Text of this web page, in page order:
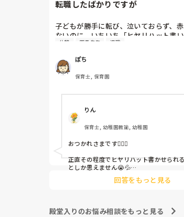
転職したばかりですが
子どもが勝手に転び、泣いておらず、
ないのに、いちいち「ヒヤリハット書い
と書かされ
休憩時間に書くしかなく、辛いです
（そう言う本人は書かない）
しかも、上司に↑この内容でも
「どうしたらなくせるか」
呼ばれて一緒に対策を考えさせられるこ
これだけで30〜40分拘束されて辛いです
皆さんの園はどうですか?
休憩 園長先生 退職
ぽち
保育士, 保育園
りん
保育士, 幼稚園教諭, 幼稚園
おつかれさまです🙇🏻‍♀️
正直その程度でヒヤリハット書かせられ
としか思えません😭💦
他の先生方も同様のことをされているの
回答をもっと見る
殿堂入りのお悩み相談をもっと見る